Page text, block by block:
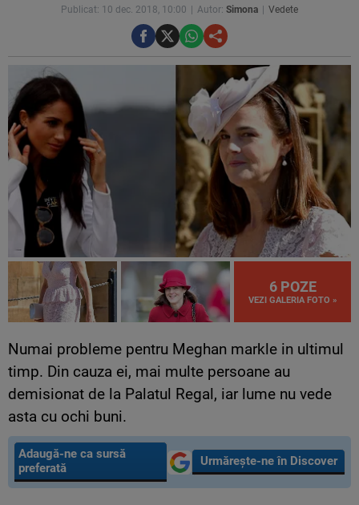
Publicat: 10 dec. 2018, 10:00 Autor: Simona Vedete
6 POZE
VEZI GALERIA FOTO »
Numai probleme pentru Meghan markle in ultimul
timp. Din cauza ei, mai multe persoane au
demisionat de la Palatul Regal, iar lume nu vede
asta cu ochi buni.
Adaugă-ne ca sursă
preferată
Urmărește-ne în Discover